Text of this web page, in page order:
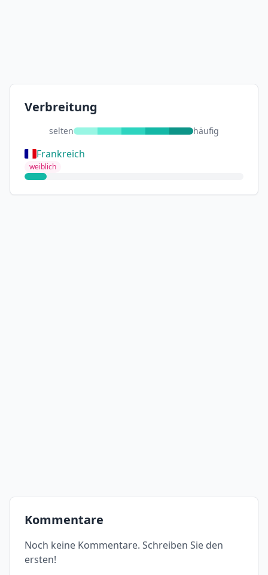
Verbreitung
selten häufig
Frankreich
weiblich
Kommentare
Noch keine Kommentare. Schreiben Sie den
ersten!